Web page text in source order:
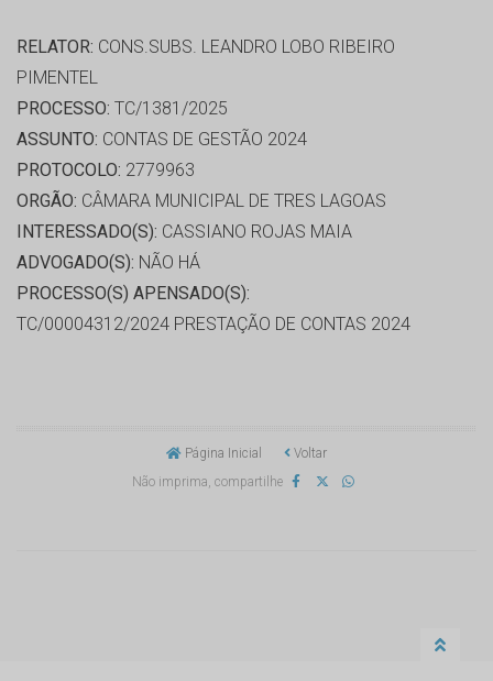
RELATOR: CONS.SUBS. LEANDRO LOBO RIBEIRO
PIMENTEL
PROCESSO: TC/1381/2025
ASSUNTO: CONTAS DE GESTÃO 2024
PROTOCOLO: 2779963
ORGÃO: CÂMARA MUNICIPAL DE TRES LAGOAS
INTERESSADO(S): CASSIANO ROJAS MAIA
ADVOGADO(S): NÃO HÁ
PROCESSO(S) APENSADO(S):
TC/00004312/2024 PRESTAÇÃO DE CONTAS 2024
Página Inicial
Voltar
Não imprima, compartilhe